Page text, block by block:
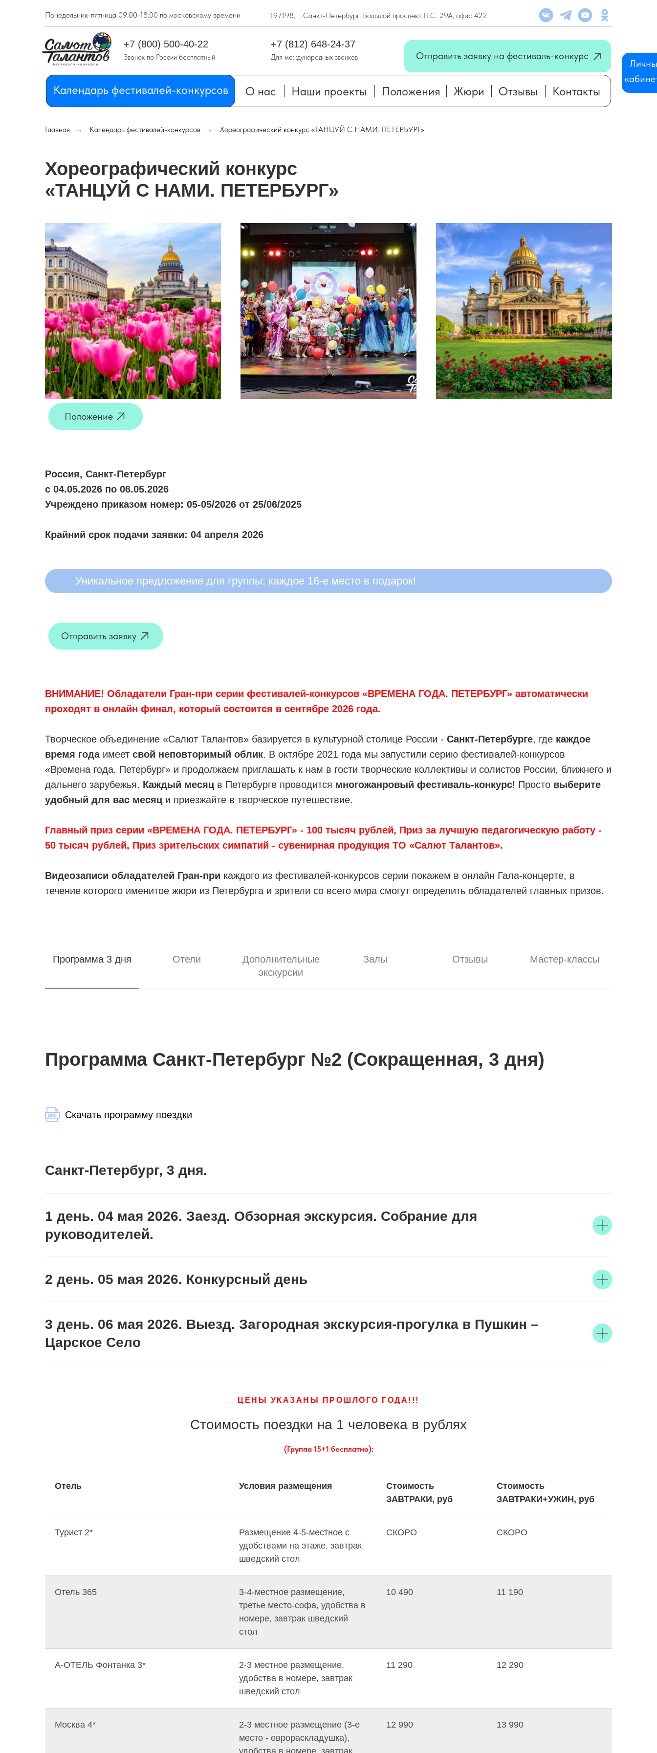
+7 (800) 500-40-22
Понедельник-пятница 09:00-18:00 по московскому времени 197198, г. Санкт-Петербург, Большой проспект П.С. 29А, офис 422
Звонок по России бесплатный
+7 (812) 648-24-37
Для международных звонков Отправить заявку на фестиваль-конкурс
О нас
Календарь фестивалей-конкурсов Наши проекты Положения Жюри Отзывы Контакты
О нас
Календарь фестивалей-конкурсов Наши проекты Положения Жюри Отзывы Контакты
Главная → Календарь фестивалей-конкурсов → Хореографический конкурс «ТАНЦУЙ С НАМИ. ПЕТЕРБУРГ»
Хореографический конкурс
«ТАНЦУЙ С НАМИ. ПЕТЕРБУРГ»
Положение
Россия, Санкт-Петербург
с 04.05.2026 по 06.05.2026
Учреждено приказом номер: 05-05/2026 от 25/06/2025
Крайний срок подачи заявки: 04 апреля 2026
Уникальное предложение для группы: каждое 16-е место в подарок!
Отправить заявку
ВНИМАНИЕ! Обладатели Гран-при серии фестивалей-конкурсов «ВРЕМЕНА ГОДА. ПЕТЕРБУРГ» автоматически
проходят в онлайн финал, который состоится в сентябре 2026 года.
Творческое объединение «Салют Талантов» базируется в культурной столице России - Санкт-Петербурге, где каждое
время годаимеет свой неповторимый облик. В октябре 2021 года мы запустили серию фестивалей-конкурсов
«Времена года. Петербург» и продолжаем приглашать к нам в гости творческие коллективы и солистов России, ближнего и
дальнего зарубежья. Каждый месяц в Петербурге проводится многожанровый фестиваль-конкурс! Просто выберите
удобный для вас месяц и приезжайте в творческое путешествие.
Главный приз серии «ВРЕМЕНА ГОДА. ПЕТЕРБУРГ» - 100 тысяч рублей, Приз за лучшую педагогическую работу -
50 тысяч рублей, Приз зрительских симпатий - сувенирная продукция ТО «Салют Талантов».
Видеозаписи обладателей Гран-при каждого из фестивалей-конкурсов серии покажем в онлайн Гала-концерте, в
течение которого именитое жюри из Петербурга и зрители со всего мира смогут определить обладателей главных призов.
Программа 3 дня Отели
Дополнительные
экскурсии
Залы Отзывы Мастер-классы
Программа Санкт-Петербург №2 (Сокращенная, 3 дня)
Скачать программу поездки
Санкт-Петербург, 3 дня.
1 день. 04 мая 2026. Заезд. Обзорная экскурсия. Собрание для
руководителей.
2 день. 05 мая 2026. Конкурсный день
3 день. 06 мая 2026. Выезд. Загородная экскурсия-прогулка в Пушкин –
Царское Село
ЦЕНЫ УКАЗАНЫ ПРОШЛОГО ГОДА!!!
Стоимость поездки на 1 человека в рублях
(Группа 15+1 бесплатно):
Отель Условия размещения
Стоимость
ЗАВТРАКИ, руб
Стоимость
ЗАВТРАКИ+УЖИН, руб
Турист 2*
Размещение 4-5-местное с
удобствами на этаже, завтрак
шведский стол
СКОРО СКОРО
Отель 365
3-4-местное размещение,
третье место-софа, удобства в
номере, завтрак шведский
стол
10 490 11 190
A-ОТЕЛЬ Фонтанка 3*
2-3 местное размещение,
удобства в номере, завтрак
шведский стол
11 290 12 290
Москва 4*
2-3 местное размещение (3-е
место - еврораскладушка),
удобства в номере, завтрак
12 990 13 990